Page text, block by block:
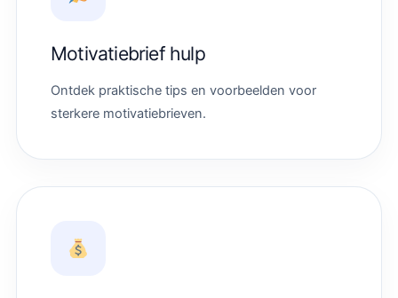
Motivatiebrief hulp
Ontdek praktische tips en voorbeelden voor
sterkere motivatiebrieven.